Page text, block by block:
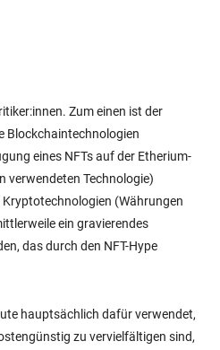
Zum einen ist der
Blockchaintechnologien
eines NFTs auf der Etherium-
verwendeten Technologie)
Kryptotechnologien (Währungen
ein gravierendes
das durch den NFT-Hype
hauptsächlich dafür verwendet,
zu vervielfältigen sind,